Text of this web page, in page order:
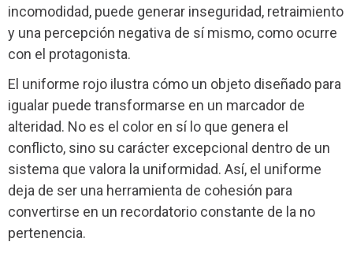
incomodidad, puede generar inseguridad, retraimiento
y una percepción negativa de sí mismo, como ocurre
con el protagonista.
El uniforme rojo ilustra cómo un objeto diseñado para
igualar puede transformarse en un marcador de
alteridad. No es el color en sí lo que genera el
conflicto, sino su carácter excepcional dentro de un
sistema que valora la uniformidad. Así, el uniforme
deja de ser una herramienta de cohesión para
convertirse en un recordatorio constante de la no
pertenencia.